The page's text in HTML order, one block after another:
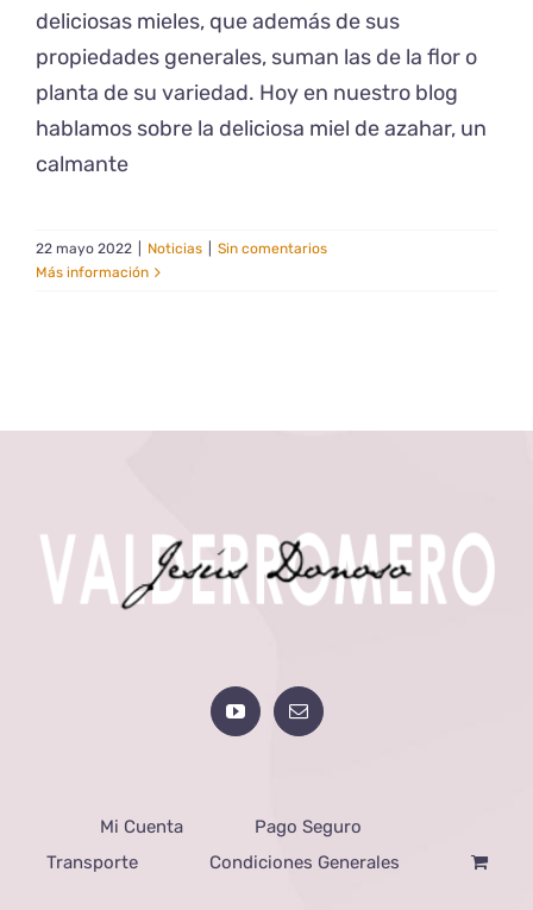
deliciosas mieles, que además de sus
propiedades generales, suman las de la flor o
planta de su variedad. Hoy en nuestro blog
hablamos sobre la deliciosa miel de azahar, un
calmante
22 mayo 2022 Noticias
Sin comentarios
Más información
Mi Cuenta
Pago Seguro
Transporte
Condiciones Generales